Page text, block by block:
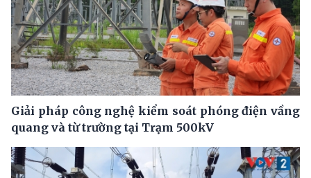
Giải pháp công nghệ kiểm soát phóng điện vầng
quang và từ trường tại Trạm 500kV